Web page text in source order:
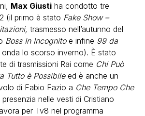
Max Giusti ha condotto tre
(il primo è stato Fake Show –
trasmesso nell’autunno del
Boss In Incognitoe infine 99 da
lo scorso inverno). È stato
di trasmissioni Rai come Chi Può
Tutto è Possibileed è anche un
di Fabio Fazio a Che Tempo Che
nelle vesti di Cristiano
per Tv8 nel programma